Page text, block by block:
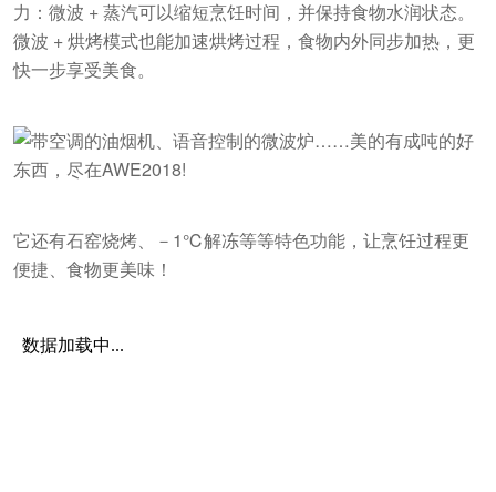
力：微波 + 蒸汽可以缩短烹饪时间，并保持食物水润状态。
微波 + 烘烤模式也能加速烘烤过程，食物内外同步加热，更
快一步享受美食。
它还有石窑烧烤、－1℃解冻等等特色功能，让烹饪过程更
便捷、食物更美味！